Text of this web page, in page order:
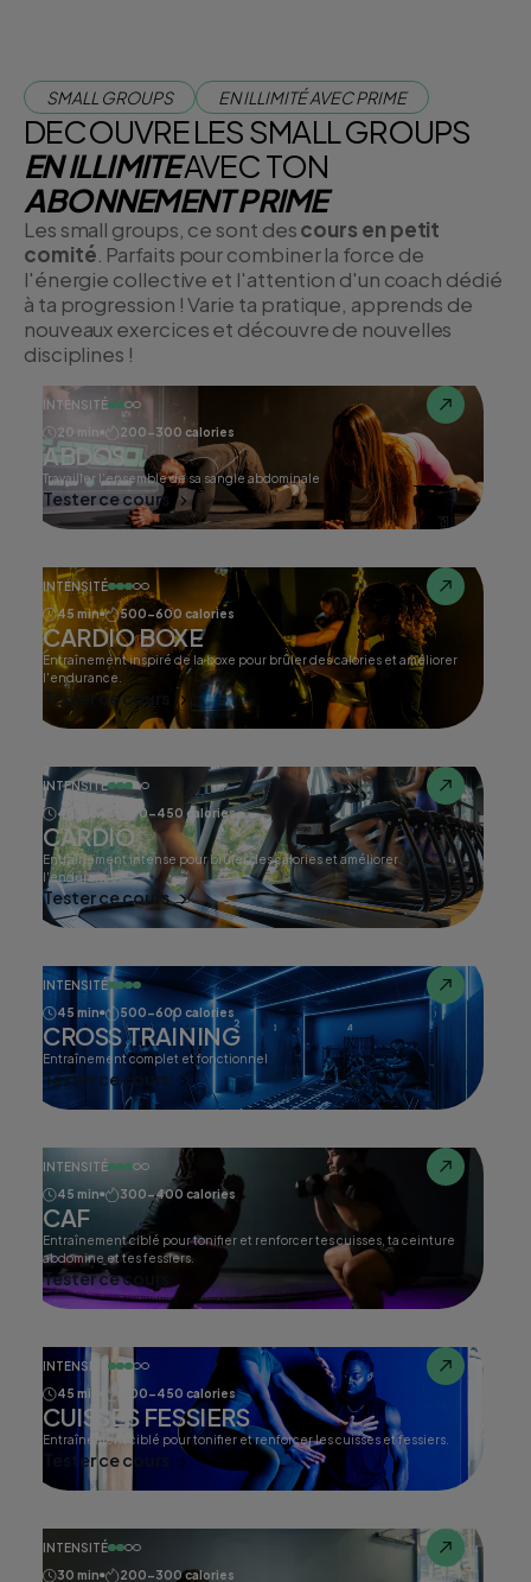
SMALL GROUPS EN ILLIMITÉ AVEC PRIME
DECOUVRE LES SMALL GROUPS
EN ILLIMITEAVEC TON
ABONNEMENT PRIME
Les small groups, ce sont descours en petit
comité . Parfaits pour combiner la force de
l'énergie collective et l'attention d'un coach dédié
à ta progression ! Varie ta pratique, apprends de
nouveaux exercices et découvre de nouvelles
disciplines !
INTENSITÉ
20 min
200-300 calories
ABDOS
Travailler l'ensemble de sa sangle abdominale
Tester ce cours
INTENSITÉ
45 min
500-600 calories
CARDIO BOXE
Entraînement inspiré de la boxe pour brûler des calories et améliorer
l'endurance.
Tester ce cours
INTENSITÉ
45 min
400-450 calories
CARDIO
Entraînement intense pour brûler des calories et améliorer
l'endurance.
Tester ce cours
INTENSITÉ
45 min
500-600 calories
CROSS TRAINING
Entraînement complet et fonctionnel
Tester ce cours
INTENSITÉ
45 min
300-400 calories
CAF
Entraînement ciblé pour tonifier et renforcer tes cuisses, ta ceinture
abdomine et tes fessiers.
Tester ce cours
INTENSITÉ
45 min
400-450 calories
CUISSES FESSIERS
Entraînement ciblé pour tonifier et renforcer les cuisses et fessiers.
Tester ce cours
INTENSITÉ
30 min
200-300 calories